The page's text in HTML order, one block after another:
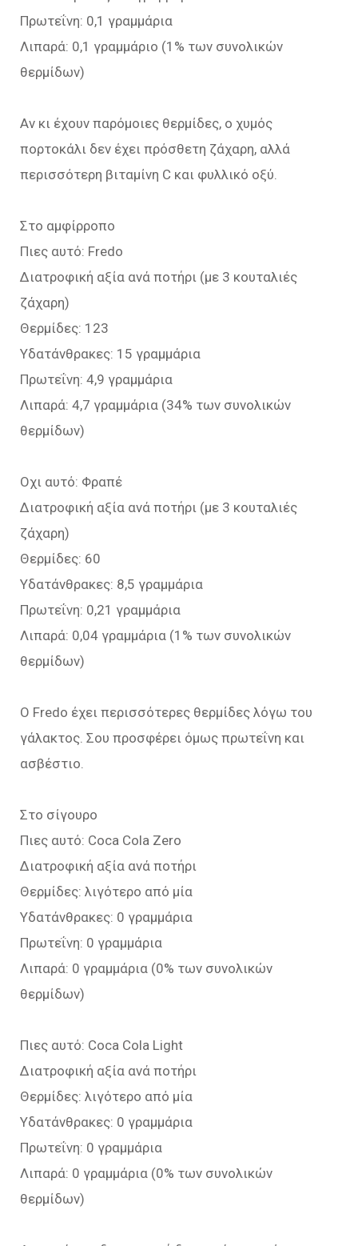
Πρωτεΐνη: 0,1 γραμμάρια
Λιπαρά: 0,1 γραμμάριο (1% των συνολικών
θερμίδων)
Αν κι έχουν παρόμοιες θερμίδες, ο χυμός
πορτοκάλι δεν έχει πρόσθετη ζάχαρη, αλλά
περισσότερη βιταμίνη C και φυλλικό οξύ.
Στο αμφίρροπο
Πιες αυτό: Fredo
Διατροφική αξία ανά ποτήρι (με 3 κουταλιές
ζάχαρη)
Θερμίδες: 123
Υδατάνθρακες: 15 γραμμάρια
Πρωτεΐνη: 4,9 γραμμάρια
Λιπαρά: 4,7 γραμμάρια (34% των συνολικών
θερμίδων)
Οχι αυτό: Φραπέ
Διατροφική αξία ανά ποτήρι (με 3 κουταλιές
ζάχαρη)
Θερμίδες: 60
Υδατάνθρακες: 8,5 γραμμάρια
Πρωτεΐνη: 0,21 γραμμάρια
Λιπαρά: 0,04 γραμμάρια (1% των συνολικών
θερμίδων)
Ο Fredo έχει περισσότερες θερμίδες λόγω του
γάλακτος. Σου προσφέρει όμως πρωτεΐνη και
ασβέστιο.
Στο σίγουρο
Πιες αυτό: Coca Cola Zero
Διατροφική αξία ανά ποτήρι
Θερμίδες: λιγότερο από μία
Υδατάνθρακες: 0 γραμμάρια
Πρωτεΐνη: 0 γραμμάρια
Λιπαρά: 0 γραμμάρια (0% των συνολικών
θερμίδων)
Πιες αυτό: Coca Cola Light
Διατροφική αξία ανά ποτήρι
Θερμίδες: λιγότερο από μία
Υδατάνθρακες: 0 γραμμάρια
Πρωτεΐνη: 0 γραμμάρια
Λιπαρά: 0 γραμμάρια (0% των συνολικών
θερμίδων)